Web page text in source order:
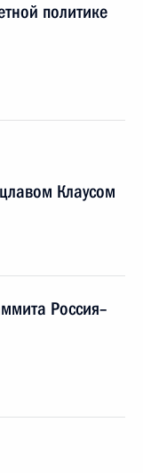
политике
Клаусом
Россия–